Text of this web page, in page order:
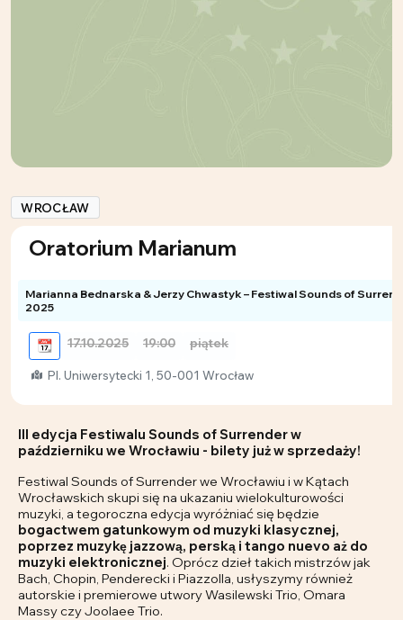
WROCŁAW
Oratorium Marianum
Marianna Bednarska & Jerzy Chwastyk – Festiwal Sounds of
2025
📆 17.10.2025 19:00 piątek
Pl. Uniwersytecki 1, 50-001 Wrocław
III edycja Festiwalu Sounds of Surrender w
październiku we Wrocławiu - bilety już w sprzedaży!
Festiwal Sounds of Surrender we Wrocławiu i w Kątach
Wrocławskich skupi się na ukazaniu wielokulturowości
muzyki, a tegoroczna edycja wyróżniać się będzie
bogactwem gatunkowym od muzyki klasycznej,
poprzez muzykę jazzową, perską i tango nuevo aż do
muzyki elektronicznej. Oprócz dzieł takich mistrzów jak
Bach, Chopin, Penderecki i Piazzolla, usłyszymy również
autorskie i premierowe utwory Wasilewski Trio, Omara
Massy czy Joolaee Trio.